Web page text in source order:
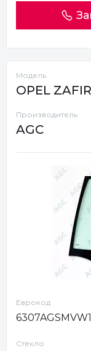
Модель
OPEL
Производитель
AGC
Еврокод
Стекло